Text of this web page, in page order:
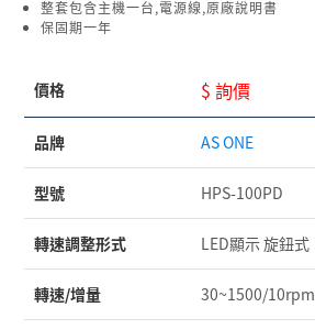
整套包含主機一台,電源線,原廠說明書
保固期一年
價格 $ 詢價
品牌 AS ONE
型號 HPS-100PD
轉速調整形式 LED顯示 旋鈕式
轉速/增量 30~1500/10rpm